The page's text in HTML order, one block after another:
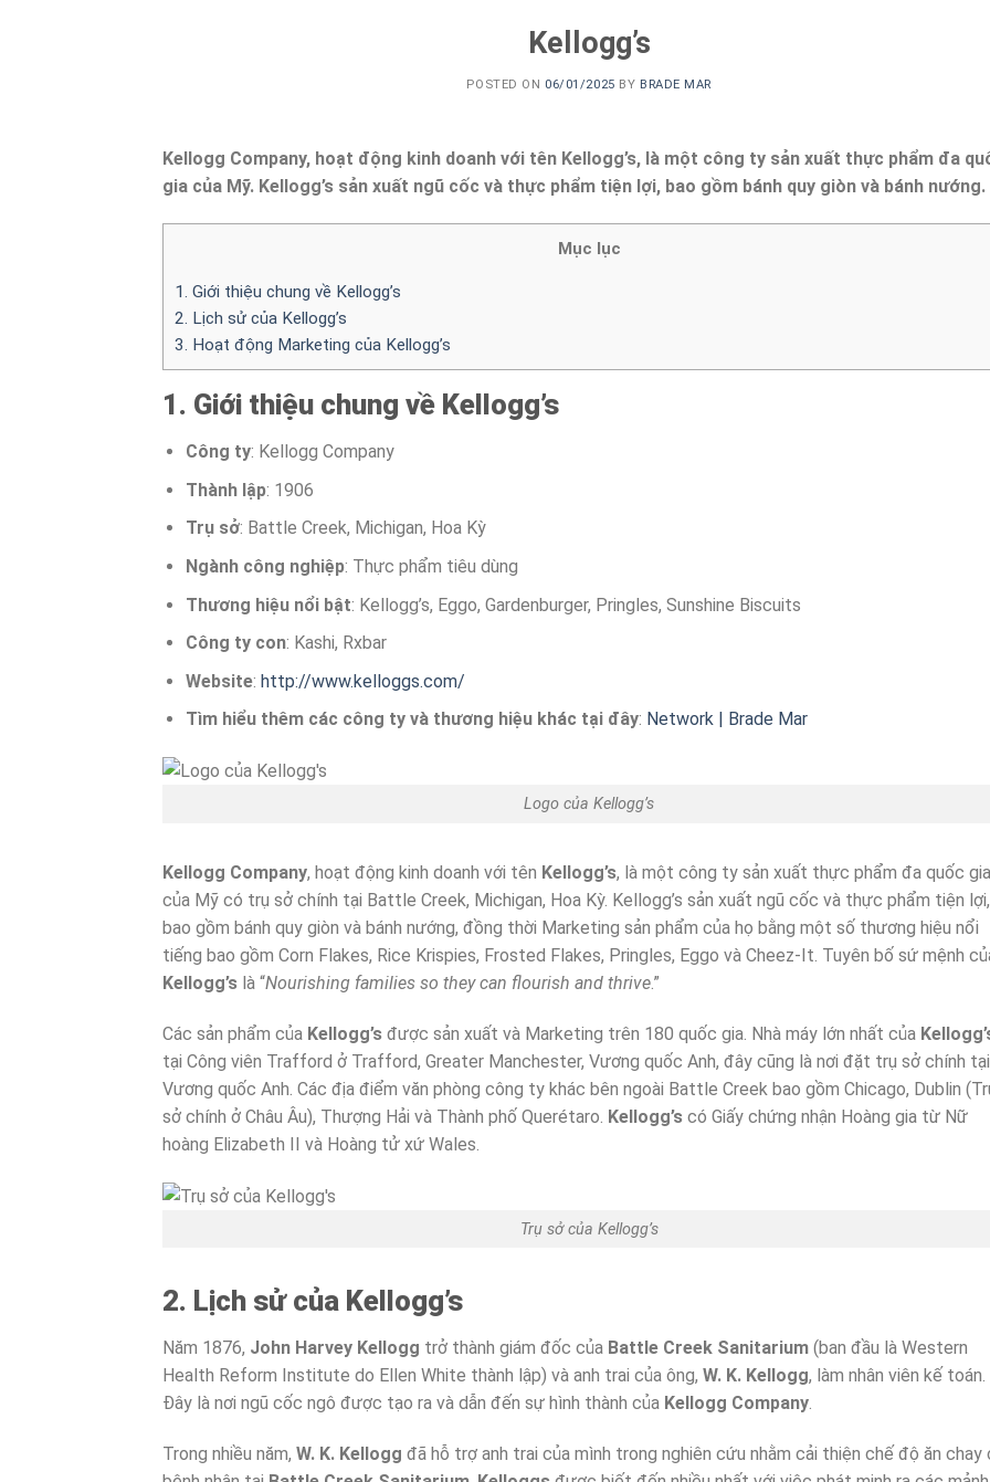
Kellogg’s
POSTED ON 06/01/2025 BY BRADE MAR
Kellogg Company, hoạt động kinh doanh với tên Kellogg’s, là một công ty sản xuất thực phẩm đa
gia của Mỹ. Kellogg’s sản xuất ngũ cốc và thực phẩm tiện lợi, bao gồm bánh quy giòn và bánh nướng.
Mục lục
1. Giới thiệu chung về Kellogg’s
2. Lịch sử của Kellogg’s
3. Hoạt động Marketing của Kellogg’s
1. Giới thiệu chung về Kellogg’s
Công ty: Kellogg Company
Thành lập: 1906
Trụ sở: Battle Creek, Michigan, Hoa Kỳ
Ngành công nghiệp: Thực phẩm tiêu dùng
Thương hiệu nổi bật: Kellogg’s, Eggo, Gardenburger, Pringles, Sunshine Biscuits
Công ty con: Kashi, Rxbar
Website: http://www.kelloggs.com/
Tìm hiểu thêm các công ty và thương hiệu khác tại đây: Network | Brade Mar
Logo của Kellogg’s
Kellogg Company, hoạt động kinh doanh với tên Kellogg’s, là một công ty sản xuất thực phẩm đa quốc gia
của Mỹ có trụ sở chính tại Battle Creek, Michigan, Hoa Kỳ. Kellogg’s sản xuất ngũ cốc và thực phẩm tiện lợi,
bao gồm bánh quy giòn và bánh nướng, đồng thời Marketing sản phẩm của họ bằng một số thương hiệu nổi
tiếng bao gồm Corn Flakes, Rice Krispies, Frosted Flakes, Pringles, Eggo và Cheez-It. Tuyên bố sứ mệnh
Kellogg’s là “Nourishing families so they can flourish and thrive.”
Các sản phẩm của Kellogg’s được sản xuất và Marketing trên 180 quốc gia. Nhà máy lớn nhất của
tại Công viên Trafford ở Trafford, Greater Manchester, Vương quốc Anh, đây cũng là nơi đặt trụ sở chính tại
Vương quốc Anh. Các địa điểm văn phòng công ty khác bên ngoài Battle Creek bao gồm Chicago, Dublin
sở chính ở Châu Âu), Thượng Hải và Thành phố Querétaro. Kellogg’s có Giấy chứng nhận Hoàng gia từ Nữ
hoàng Elizabeth II và Hoàng tử xứ Wales.
Trụ sở của Kellogg’s
2. Lịch sử của Kellogg’s
Năm 1876, John Harvey Kellogg trở thành giám đốc của Battle Creek Sanitarium (ban đầu là Western
Health Reform Institute do Ellen White thành lập) và anh trai của ông, W. K. Kellogg, làm nhân viên kế toán.
Đây là nơi ngũ cốc ngô được tạo ra và dẫn đến sự hình thành của Kellogg Company.
Trong nhiều năm, W. K. Kellogg đã hỗ trợ anh trai của mình trong nghiên cứu nhằm cải thiện chế độ ăn chay